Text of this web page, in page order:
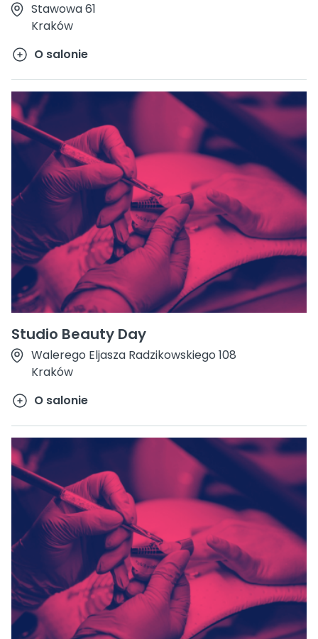
Stawowa 61
Kraków
O salonie
Studio Beauty Day
Walerego Eljasza Radzikowskiego 108
Kraków
O salonie